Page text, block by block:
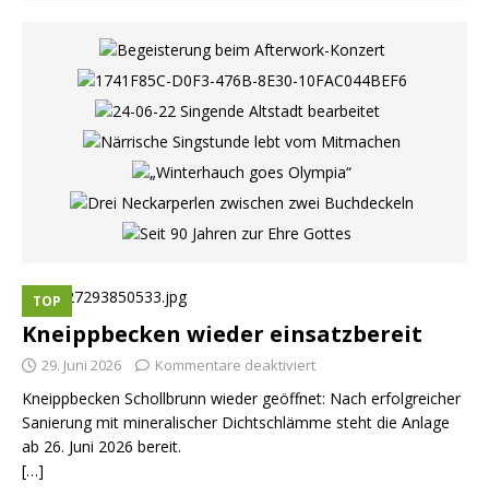
TOP
Kneippbecken wieder einsatzbereit
29. Juni 2026 Kommentare deaktiviert
Kneippbecken Schollbrunn wieder geöffnet: Nach erfolgreicher
Sanierung mit mineralischer Dichtschlämme steht die Anlage
ab 26. Juni 2026 bereit.
[…]